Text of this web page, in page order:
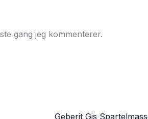
gang jeg kommenterer.